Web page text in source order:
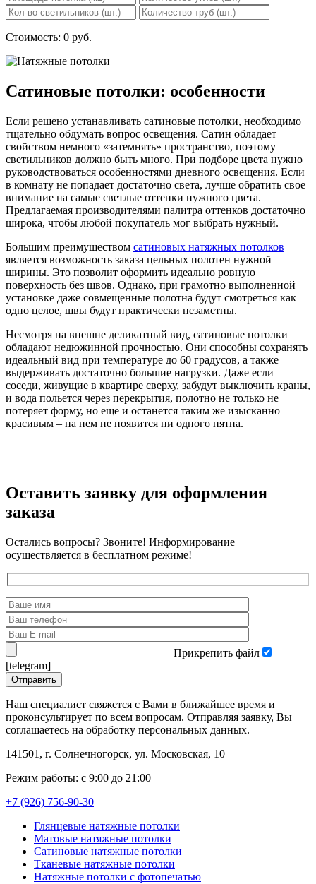
Стоимость: 0 руб.
Сатиновые потолки: особенности
Если решено устанавливать сатиновые потолки, необходимо
тщательно обдумать вопрос освещения. Сатин обладает
свойством немного «затемнять» пространство, поэтому
светильников должно быть много. При подборе цвета нужно
руководствоваться особенностями дневного освещения. Если
в комнату не попадает достаточно света, лучше обратить свое
внимание на самые светлые оттенки нужного цвета.
Предлагаемая производителями палитра оттенков достаточно
широка, чтобы любой покупатель мог выбрать нужный.
Большим преимуществом сатиновых натяжных потолков
является возможность заказа цельных полотен нужной
ширины. Это позволит оформить идеально ровную
поверхность без швов. Однако, при грамотно выполненной
установке даже совмещенные полотна будут смотреться как
одно целое, швы будут практически незаметны.
Несмотря на внешне деликатный вид, сатиновые потолки
обладают недюжинной прочностью. Они способны сохранять
идеальный вид при температуре до 60 градусов, а также
выдерживать достаточно большие нагрузки. Даже если
соседи, живущие в квартире сверху, забудут выключить краны,
и вода польется через перекрытия, полотно не только не
потеряет форму, но еще и останется таким же изысканно
красивым – на нем не появится ни одного пятна.
Оставить заявку для оформления
заказа
Остались вопросы? Звоните! Информирование
осуществляется в бесплатном режиме!
Прикрепить файл
[telegram]
Наш специалист свяжется с Вами в ближайшее время и
проконсультирует по всем вопросам. Отправляя заявку, Вы
соглашаетесь на обработку персональных данных.
141501, г. Солнечногорск, ул. Московская, 10
Режим работы: с 9:00 до 21:00
+7 (926) 756-90-30
Глянцевые натяжные потолки
Матовые натяжные потолки
Сатиновые натяжные потолки
Тканевые натяжные потолки
Натяжные потолки с фотопечатью